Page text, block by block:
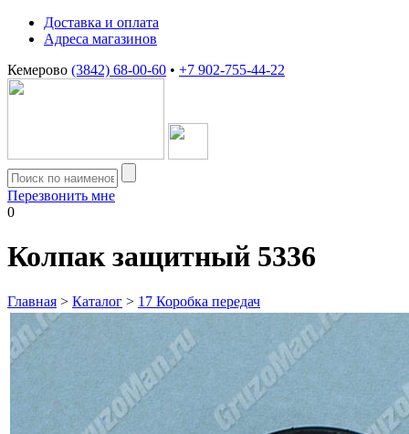
Доставка и оплата
Адреса магазинов
Кемерово (3842) 68-00-60 • +7 902-755-44-22
Перезвонить мне
0
Колпак защитный 5336
Главная > Каталог > 17 Коробка передач